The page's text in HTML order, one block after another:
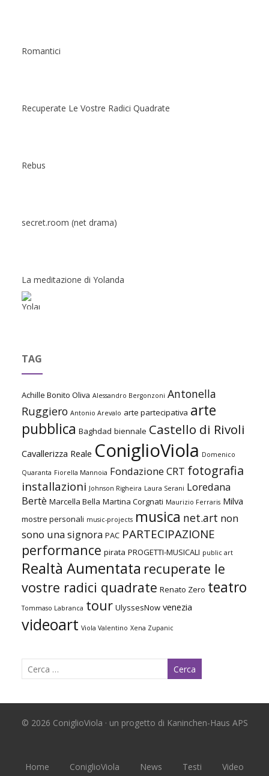
Romantici
Recuperate Le Vostre Radici Quadrate
Rebus
secret.room (net drama)
La meditazione di Yolanda
TAG
Achille Bonito Oliva Alessandro Bergonzoni Antonella
Ruggiero Antonio Arevalo arte partecipativa arte
pubblica Baghdad biennale Castello di Rivoli
Cavallerizza Reale ConiglioViola Domenico
Quaranta Fiorella Mannoia Fondazione CRT fotografia
installazioni Johnson Righeira Laura Serani Loredana
Bertè Marcella Bella Martina Corgnati Maurizio Ferraris Milva
mostre personali music-projects musica net.art non
sono una signora PAC PARTECIPAZIONE
performance pirata PROGETTI-MUSICALI public art
Realtà Aumentata recuperate le
vostre radici quadrate Renato Zero teatro
Tommaso Labranca tour UlyssesNow venezia
videoart Viola Valentino Xena Zupanic
© 2026 ConiglioViola · un progetto di Kaninchen-Haus APS
Home ConiglioViola News Testi Video